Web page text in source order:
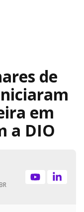
de
em
a DIO